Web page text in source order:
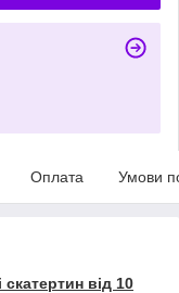
Оплата Умови
від 10